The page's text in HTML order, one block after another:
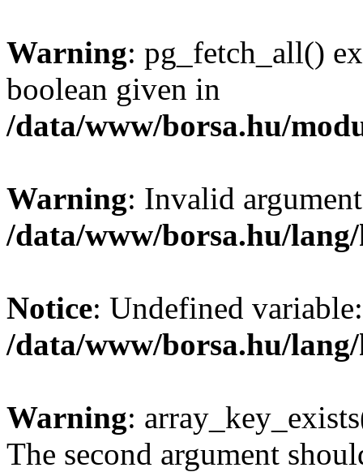
Warning: pg_fetch_all()
boolean given in
/data/www/borsa.hu/
Warning: Invalid
/data/www/borsa.hu/
Notice: Undefined
/data/www/borsa.hu/
Warning:
The second argument